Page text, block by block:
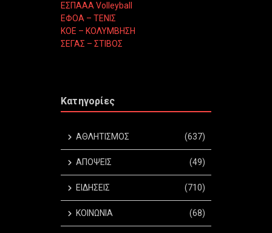
ΕΣΠΑΑΑ Volleyball
ΕΦΟΑ – ΤΕΝΙΣ
ΚΟΕ – ΚΟΛΥΜΒΗΣΗ
ΣΕΓΑΣ – ΣΤΙΒΟΣ
Κατηγορίες
ΑΘΛΗΤΙΣΜΟΣ (637)
ΑΠΟΨΕΙΣ (49)
ΕΙΔΗΣΕΙΣ (710)
ΚΟΙΝΩΝΙΑ (68)